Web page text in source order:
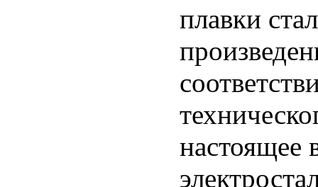
плавки
настоящее